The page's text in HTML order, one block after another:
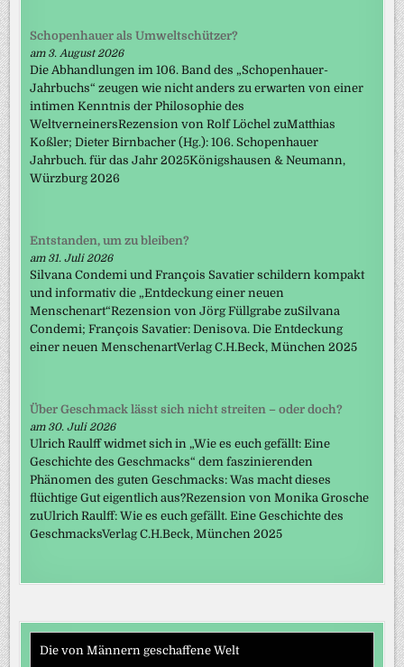
Schopenhauer als Umweltschützer?
am 3. August 2026
Die Abhandlungen im 106. Band des „Schopenhauer-
Jahrbuchs“ zeugen wie nicht anders zu erwarten von einer
intimen Kenntnis der Philosophie des
WeltverneinersRezension von Rolf Löchel zuMatthias
Koßler; Dieter Birnbacher (Hg.): 106. Schopenhauer
Jahrbuch. für das Jahr 2025Königshausen & Neumann,
Würzburg 2026
Entstanden, um zu bleiben?
am 31. Juli 2026
Silvana Condemi und François Savatier schildern kompakt
und informativ die „Entdeckung einer neuen
Menschenart“Rezension von Jörg Füllgrabe zuSilvana
Condemi; François Savatier: Denisova. Die Entdeckung
einer neuen MenschenartVerlag C.H.Beck, München 2025
Über Geschmack lässt sich nicht streiten – oder doch?
am 30. Juli 2026
Ulrich Raulff widmet sich in „Wie es euch gefällt: Eine
Geschichte des Geschmacks“ dem faszinierenden
Phänomen des guten Geschmacks: Was macht dieses
flüchtige Gut eigentlich aus?Rezension von Monika Grosche
zuUlrich Raulff: Wie es euch gefällt. Eine Geschichte des
GeschmacksVerlag C.H.Beck, München 2025
Die von Männern geschaffene Welt